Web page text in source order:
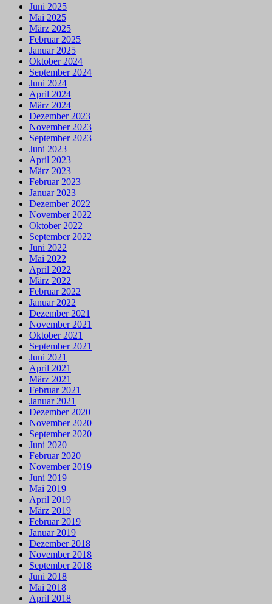
Juni 2025
Mai 2025
März 2025
Februar 2025
Januar 2025
Oktober 2024
September 2024
Juni 2024
April 2024
März 2024
Dezember 2023
November 2023
September 2023
Juni 2023
April 2023
März 2023
Februar 2023
Januar 2023
Dezember 2022
November 2022
Oktober 2022
September 2022
Juni 2022
Mai 2022
April 2022
März 2022
Februar 2022
Januar 2022
Dezember 2021
November 2021
Oktober 2021
September 2021
Juni 2021
April 2021
März 2021
Februar 2021
Januar 2021
Dezember 2020
November 2020
September 2020
Juni 2020
Februar 2020
November 2019
Juni 2019
Mai 2019
April 2019
März 2019
Februar 2019
Januar 2019
Dezember 2018
November 2018
September 2018
Juni 2018
Mai 2018
April 2018